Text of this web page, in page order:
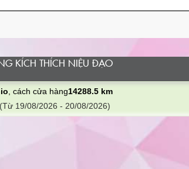
KÍCH THÍCH NIỆU ĐẠO
, cách cửa hàng14288.5 km
19/08/2026 - 20/08/2026)